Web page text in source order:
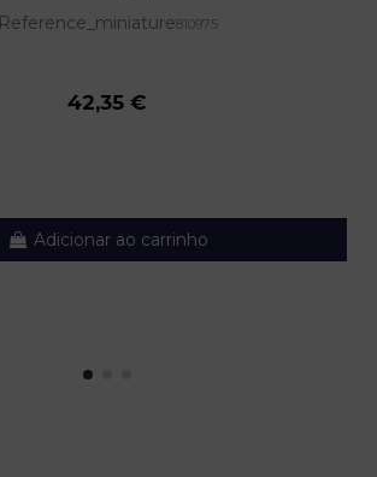
Reference_miniature810975
42,35 €
Adicionar ao carrinho